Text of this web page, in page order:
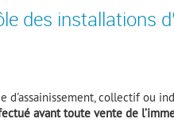
des installations
d'assainissement, collectif ou
avant toute vente de